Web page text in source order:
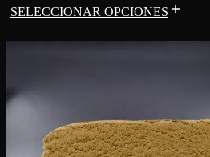
SELECCIONAR OPCIONES